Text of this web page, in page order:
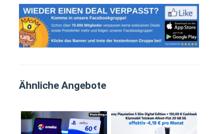
Ähnliche Angebote